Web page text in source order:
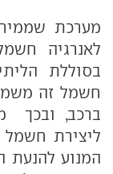
מערכת
לאנרגיה
בסוללת
חשמל זה
ברכב, ובכך
ליצירת חשמל
המנוע להנעת